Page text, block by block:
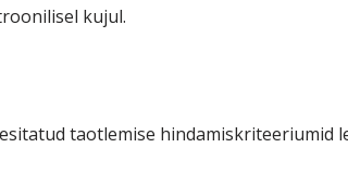
kujul.
taotlemise hindamiskriteeriumid